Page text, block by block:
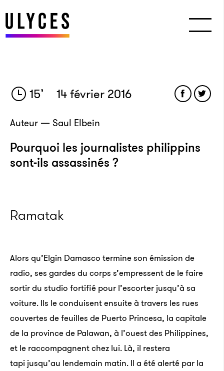
15’ 14 février 2016
Auteur — Saul Elbein
Pourquoi les journalistes philippins
sont-ils assassinés ?
Ramatak
Alors qu’Elgin Damasco termine son émission de
radio, ses gardes du corps s’empressent de le faire
sortir du studio fortifié pour l’escorter jusqu’à sa
voiture. Ils le conduisent ensuite à travers les rues
couvertes de feuilles de Puerto Princesa, la capitale
de la province de Palawan, à l’ouest des Philippines,
et le raccompagnent chez lui. Là, il restera
tapi jusqu’au lendemain matin. Il a été alerté par la